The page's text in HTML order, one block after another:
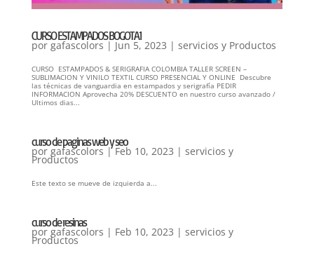
CURSO ESTAMPADOS BOGOTA1
por gafascolors | Jun 5, 2023 | servicios y Productos
CURSO ESTAMPADOS & SERIGRAFIA COLOMBIA TALLER SCREEN –
SUBLIMACION Y VINILO TEXTIL CURSO PRESENCIAL Y ONLINE Descubre
las técnicas de vanguardia en estampados y serigrafía PEDIR
INFORMACION Aprovecha 20% DESCUENTO en nuestro curso avanzado /
Ultimos dias...
curso de paginas web y seo
por gafascolors | Feb 10, 2023 | servicios y
Productos
Este texto se mueve de izquierda a...
curso de resinas
por gafascolors | Feb 10, 2023 | servicios y
Productos